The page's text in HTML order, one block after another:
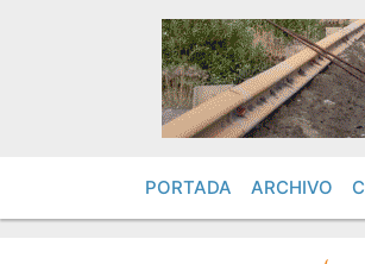
PORTADA ARCHIVO